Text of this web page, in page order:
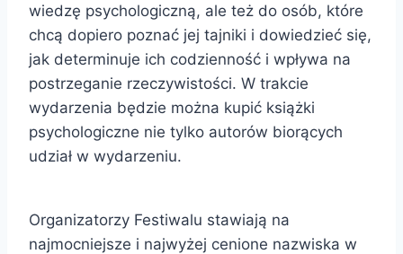
wiedzę psychologiczną, ale też do osób, które
chcą dopiero poznać jej tajniki i dowiedzieć się,
jak determinuje ich codzienność i wpływa na
postrzeganie rzeczywistości. W trakcie
wydarzenia będzie można kupić książki
psychologiczne nie tylko autorów biorących
udział w wydarzeniu.
Organizatorzy Festiwalu stawiają na
najmocniejsze i najwyżej cenione nazwiska w